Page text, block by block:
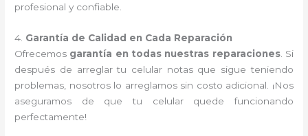
profesional y confiable.
4. Garantía de Calidad en Cada Reparación
Ofrecemos garantía en todas nuestras reparaciones. Si
después de arreglar tu celular notas que sigue teniendo
problemas, nosotros lo arreglamos sin costo adicional. ¡Nos
aseguramos de que tu celular quede funcionando
perfectamente!